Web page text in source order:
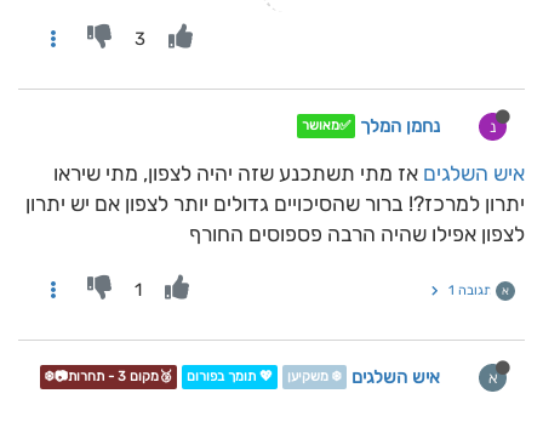
3
נ נחמן המלך ✅מאושר
איש השלגים אז מתי תשתכנע שזה יהיה לצפון, מתי שיראו
יתרון למרכז?! ברור שהסיכויים גדולים יותר לצפון אם יש יתרון
לצפון אפילו שהיה הרבה פספוסים החורף
א תגובה 1 1
א איש השלגים ❄️ משקיען 💖 תומך בפורום 🥉מקום 3 - תחרות📷❄️